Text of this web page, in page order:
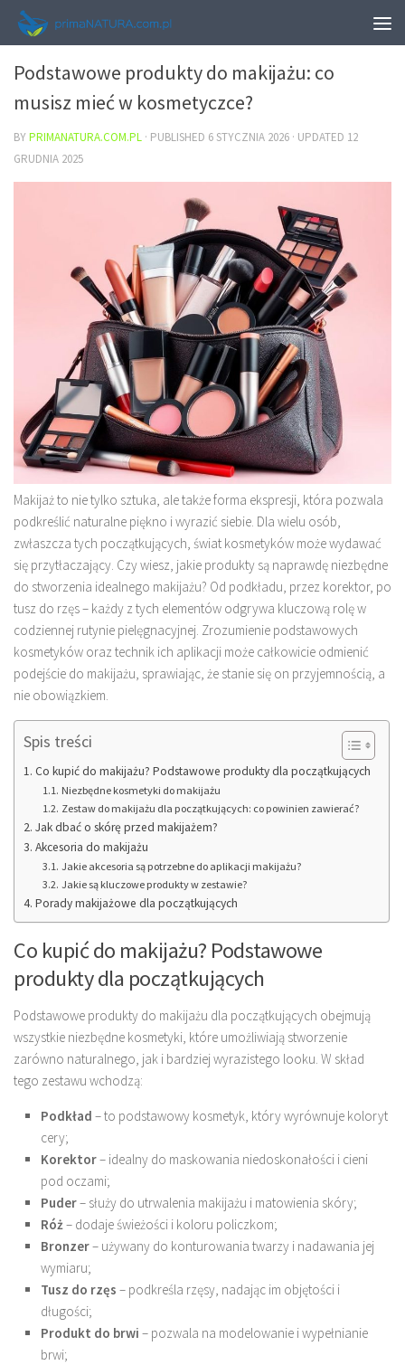
URODA
Podstawowe produkty do makijażu: co
musisz mieć w kosmetyczce?
BYPRIMANATURA.COM.PL · PUBLISHED 6 STYCZNIA 2026 · UPDATED 12
GRUDNIA 2025
Makijaż to nie tylko sztuka, ale także forma ekspresji, która pozwala
podkreślić naturalne piękno i wyrazić siebie. Dla wielu osób,
zwłaszcza tych początkujących, świat kosmetyków może wydawać
się przytłaczający. Czy wiesz, jakie produkty są naprawdę niezbędne
do stworzenia idealnego makijażu? Od podkładu, przez korektor, po
tusz do rzęs – każdy z tych elementów odgrywa kluczową rolę w
codziennej rutynie pielęgnacyjnej. Zrozumienie podstawowych
kosmetyków oraz technik ich aplikacji może całkowicie odmienić
podejście do makijażu, sprawiając, że stanie się on przyjemnością, a
nie obowiązkiem.
Spis treści
Co kupić do makijażu? Podstawowe produkty dla początkujących
Niezbędne kosmetyki do makijażu
Zestaw do makijażu dla początkujących: co powinien zawierać?
Jak dbać o skórę przed makijażem?
Akcesoria do makijażu
Jakie akcesoria są potrzebne do aplikacji makijażu?
Jakie są kluczowe produkty w zestawie?
Porady makijażowe dla początkujących
Co kupić do makijażu? Podstawowe
produkty dla początkujących
Podstawowe produkty do makijażu dla początkujących obejmują
wszystkie niezbędne kosmetyki, które umożliwiają stworzenie
zarówno naturalnego, jak i bardziej wyrazistego looku. W skład
tego zestawu wchodzą:
Podkład – to podstawowy kosmetyk, który wyrównuje koloryt
cery;
Korektor– idealny do maskowania niedoskonałości i cieni
pod oczami;
Puder– służy do utrwalenia makijażu i matowienia skóry;
Róż– dodaje świeżości i koloru policzkom;
Bronzer– używany do konturowania twarzy i nadawania jej
wymiaru;
Tusz do rzęs – podkreśla rzęsy, nadając im objętości i
długości;
Produkt do brwi – pozwala na modelowanie i wypełnianie
brwi;